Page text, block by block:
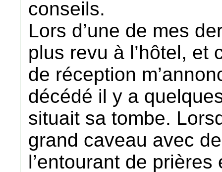
conseils.
Lors d’une de mes
plus revu à l’hôtel, et
de réception
décédé il y a
situait sa tombe.
grand caveau avec
l’entourant de